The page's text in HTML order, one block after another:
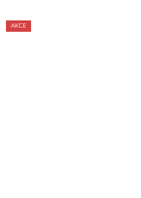
AKCE